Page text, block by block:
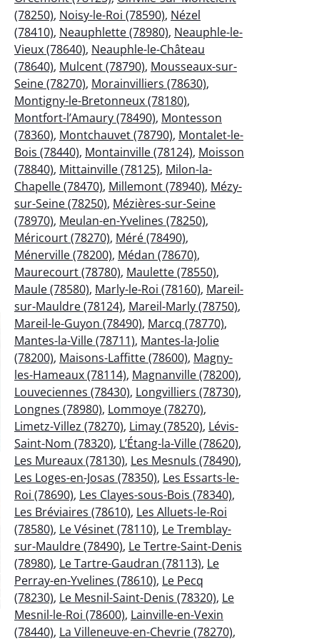
(78250), Noisy-le-Roi (78590), Nézel
(78410), Neauphlette (78980), Neauphle-le-
Vieux (78640), Neauphle-le-Château
(78640), Mulcent (78790), Mousseaux-sur-
Seine (78270), Morainvilliers (78630),
Montigny-le-Bretonneux (78180),
Montfort-l’Amaury (78490), Montesson
(78360), Montchauvet (78790), Montalet-le-
Bois (78440), Montainville (78124), Moisson
(78840), Mittainville (78125), Milon-la-
Chapelle (78470), Millemont (78940), Mézy-
sur-Seine (78250), Mézières-sur-Seine
(78970), Meulan-en-Yvelines (78250),
Méricourt (78270), Méré (78490),
Ménerville (78200), Médan (78670),
Maurecourt (78780), Maulette (78550),
Maule (78580), Marly-le-Roi (78160), Mareil-
sur-Mauldre (78124), Mareil-Marly (78750),
Mareil-le-Guyon (78490), Marcq (78770),
Mantes-la-Ville (78711), Mantes-la-Jolie
(78200), Maisons-Laffitte (78600), Magny-
les-Hameaux (78114), Magnanville (78200),
Louveciennes (78430), Longvilliers (78730),
Longnes (78980), Lommoye (78270),
Limetz-Villez (78270), Limay (78520), Lévis-
Saint-Nom (78320), L’Étang-la-Ville (78620),
Les Mureaux (78130), Les Mesnuls (78490),
Les Loges-en-Josas (78350), Les Essarts-le-
Roi (78690), Les Clayes-sous-Bois (78340),
Les Bréviaires (78610), Les Alluets-le-Roi
(78580), Le Vésinet (78110), Le Tremblay-
sur-Mauldre (78490), Le Tertre-Saint-Denis
(78980), Le Tartre-Gaudran (78113), Le
Perray-en-Yvelines (78610), Le Pecq
(78230), Le Mesnil-Saint-Denis (78320), Le
Mesnil-le-Roi (78600), Lainville-en-Vexin
(78440), La Villeneuve-en-Chevrie (78270),